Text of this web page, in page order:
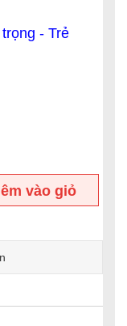
- Trẻ
vào giỏ